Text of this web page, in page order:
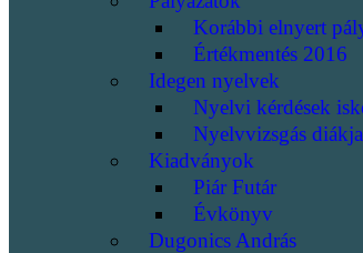
Korábbi elnyert
Értékmentés 2016
Idegen nyelvek
Nyelvi kérdések
Nyelvvizsgás
Kiadványok
Piár Futár
Évkönyv
Dugonics András